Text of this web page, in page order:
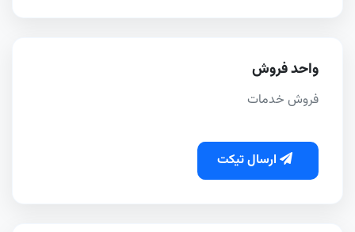
واحد فروش
فروش خدمات
ارسال تیکت